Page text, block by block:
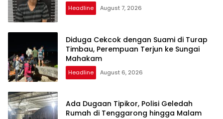
Headline August 7, 2026
Diduga Cekcok dengan Suami di Turap
Timbau, Perempuan Terjun ke Sungai
Mahakam
Headline August 6, 2026
Ada Dugaan Tipikor, Polisi Geledah
Rumah di Tenggarong hingga Malam